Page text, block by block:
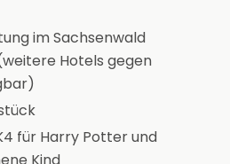
im Sachsenwald
Hotels gegen
für Harry Potter und
Kind